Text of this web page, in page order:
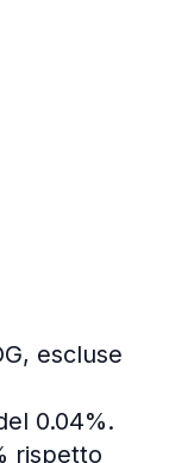
escluse
0.04%.
rispetto